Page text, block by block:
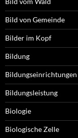
Bild von Gemeinde
Bilder im Kopf
Bildung
Bildungseinrichtungen
Bildungsleistung
Biologie
Biologische Zelle